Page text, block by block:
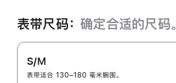
表带尺码： 确定合适的尺码。
S/M
表带适合 130–180 毫米腕围。